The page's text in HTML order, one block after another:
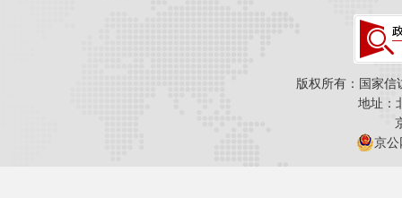
版权所有：国家信
地址：
京公